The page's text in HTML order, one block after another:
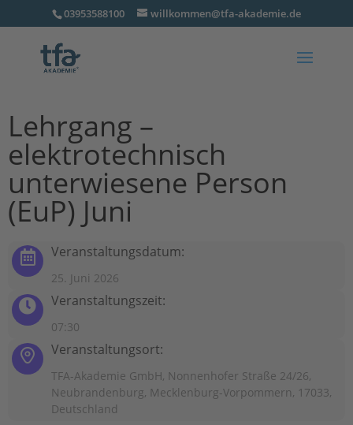
03953588100 willkommen@tfa-akademie.de
Lehrgang –
elektrotechnisch
unterwiesene Person
(EuP) Juni
Veranstaltungsdatum:
25. Juni 2026
Veranstaltungszeit:
07:30
Veranstaltungsort:
TFA-Akademie GmbH, Nonnenhofer Straße 24/26,
Neubrandenburg, Mecklenburg-Vorpommern, 17033,
Deutschland